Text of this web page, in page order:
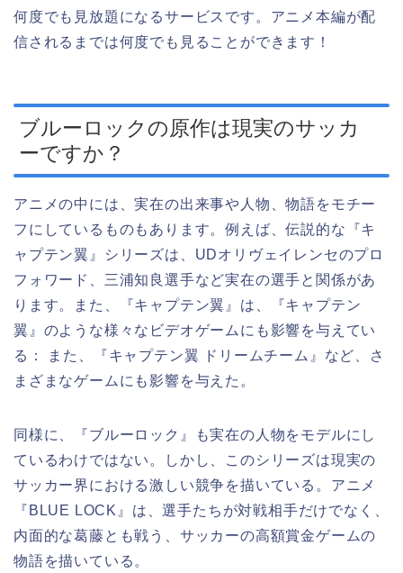
何度でも見放題になるサービスです。アニメ本編が配
信されるまでは何度でも見ることができます！
ブルーロックの原作は現実のサッカ
ーですか？
アニメの中には、実在の出来事や人物、物語をモチー
フにしているものもあります。例えば、伝説的な『キ
ャプテン翼』シリーズは、UDオリヴェイレンセのプロ
フォワード、三浦知良選手など実在の選手と関係があ
ります。また、『キャプテン翼』は、『キャプテン
翼』のような様々なビデオゲームにも影響を与えてい
る： また、『キャプテン翼 ドリームチーム』など、さ
まざまなゲームにも影響を与えた。
同様に、『ブルーロック』も実在の人物をモデルにし
ているわけではない。しかし、このシリーズは現実の
サッカー界における激しい競争を描いている。アニメ
『BLUE LOCK』は、選手たちが対戦相手だけでなく、
内面的な葛藤とも戦う、サッカーの高額賞金ゲームの
物語を描いている。